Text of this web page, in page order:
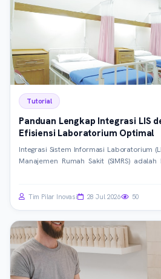
Tutorial
Panduan Lengkap Integrasi LIS
Efisiensi Laboratorium Optimal
Integrasi Sistem Informasi Laboratorium
Manajemen Rumah Sakit (SIMRS)
mencapai integrasi yang mulus dan optimal.
Tim Pilar Inovasi 28 Jul 2026 50